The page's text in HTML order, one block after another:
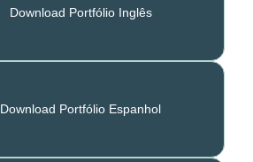
Download Portfólio Inglês
Download Portfólio Espanhol